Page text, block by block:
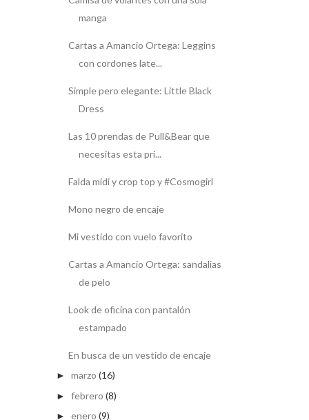
manga
Cartas a Amancio Ortega: Leggins
con cordones late...
Simple pero elegante: Little Black
Dress
Las 10 prendas de Pull&Bear que
necesitas esta pri...
Falda midi y crop top y #Cosmogirl
Mono negro de encaje
Mi vestido con vuelo favorito
Cartas a Amancio Ortega: sandalias
de pelo
Look de oficina con pantalón
estampado
En busca de un vestido de encaje
► marzo (16)
► febrero (8)
► enero (9)